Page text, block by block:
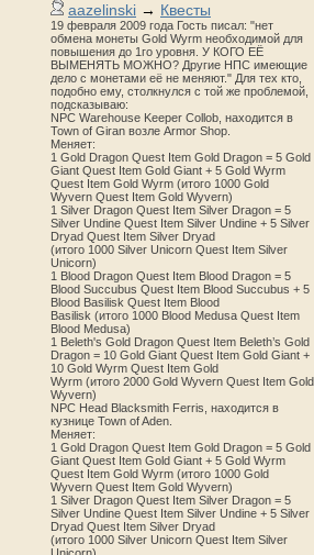
aazelinski → Квесты
19 февраля 2009 года Гость писал: "нет
обмена монеты Gold Wyrm необходимой для
повышения до 1го уровня. У КОГО ЕЁ
ВЫМЕНЯТЬ МОЖНО? Другие НПС имеющие
дело с монетами её не меняют." Для тех кто,
подобно ему, столкнулся с той же проблемой,
подсказываю:
NPC Warehouse Keeper Collob, находится в
Town of Giran возле Armor Shop.
Меняет:
1 Gold Dragon Quest Item Gold Dragon = 5 Gold
Giant Quest Item Gold Giant + 5 Gold Wyrm
Quest Item Gold Wyrm (итого 1000 Gold
Wyvern Quest Item Gold Wyvern)
1 Silver Dragon Quest Item Silver Dragon = 5
Silver Undine Quest Item Silver Undine + 5 Silver
Dryad Quest Item Silver Dryad
(итого 1000 Silver Unicorn Quest Item Silver
Unicorn)
1 Blood Dragon Quest Item Blood Dragon = 5
Blood Succubus Quest Item Blood Succubus + 5
Blood Basilisk Quest Item Blood
Basilisk (итого 1000 Blood Medusa Quest Item
Blood Medusa)
1 Beleth's Gold Dragon Quest Item Beleth’s Gold
Dragon = 10 Gold Giant Quest Item Gold Giant +
10 Gold Wyrm Quest Item Gold
Wyrm (итого 2000 Gold Wyvern Quest Item Gold
Wyvern)
NPC Head Blacksmith Ferris, находится в
кузнице Town of Aden.
Меняет:
1 Gold Dragon Quest Item Gold Dragon = 5 Gold
Giant Quest Item Gold Giant + 5 Gold Wyrm
Quest Item Gold Wyrm (итого 1000 Gold
Wyvern Quest Item Gold Wyvern)
1 Silver Dragon Quest Item Silver Dragon = 5
Silver Undine Quest Item Silver Undine + 5 Silver
Dryad Quest Item Silver Dryad
(итого 1000 Silver Unicorn Quest Item Silver